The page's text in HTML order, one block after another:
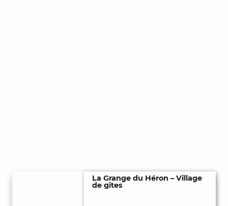
La Grange du Héron – Village
de gîtes